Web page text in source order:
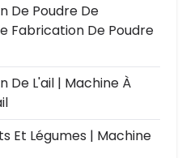
De Poudre De
Fabrication De Poudre
De L'ail | Machine À
Et Légumes | Machine